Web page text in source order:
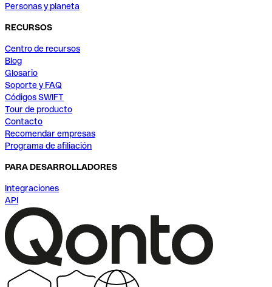
Personas y planeta
RECURSOS
Centro de recursos
Blog
Glosario
Soporte y FAQ
Códigos SWIFT
Tour de producto
Contacto
Recomendar empresas
Programa de afiliación
PARA DESARROLLADORES
Integraciones
API